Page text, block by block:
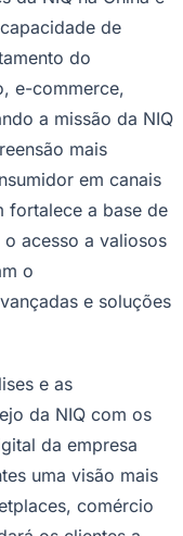
de
do
e-commerce,
a missão da NIQ
mais
em canais
fortalece a base de
acesso a valiosos
o
e soluções
e as
da NIQ com os
da empresa
uma visão mais
comércio